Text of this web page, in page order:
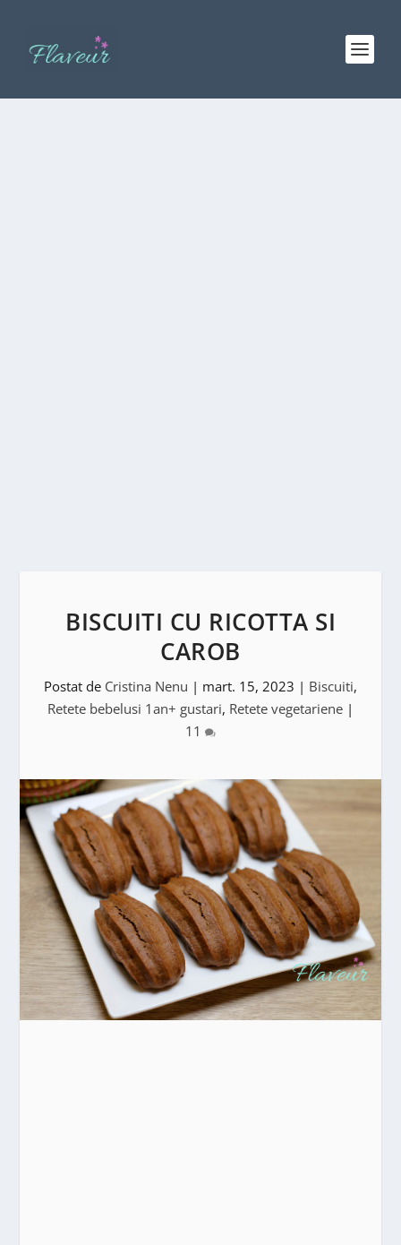
BISCUITI CU RICOTTA SI
CAROB
Postat de Cristina Nenu | mart. 15, 2023 | Biscuiti,
Retete bebelusi 1an+ gustari, Retete vegetariene |
11